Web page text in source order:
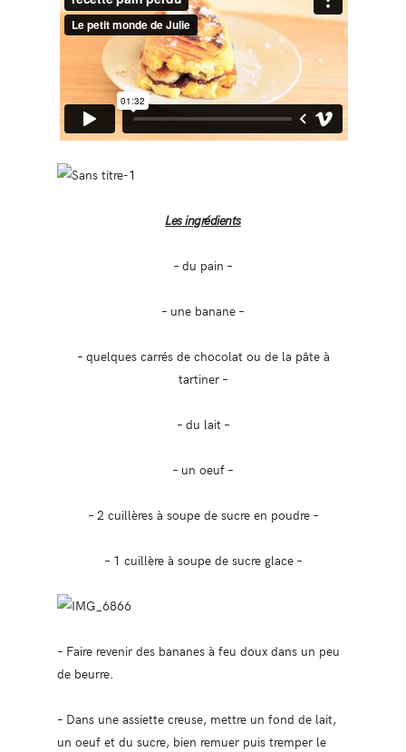
Les ingrédients
– du pain –
– une banane –
– quelques carrés de chocolat ou de la pâte à
tartiner –
– du lait –
– un oeuf –
– 2 cuillères à soupe de sucre en poudre –
– 1 cuillère à soupe de sucre glace –
– Faire revenir des bananes à feu doux dans un peu
de beurre.
– Dans une assiette creuse, mettre un fond de lait,
un oeuf et du sucre, bien remuer puis tremper le